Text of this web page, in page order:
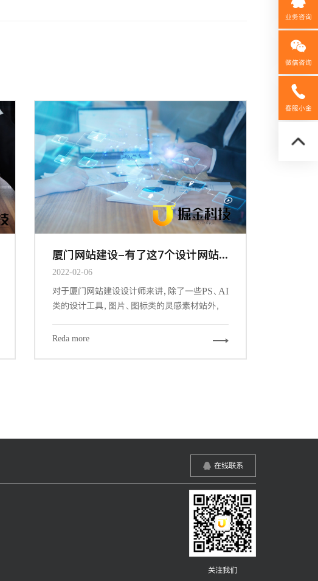
业务咨询
微信咨询
客服小金
厦门网站建设-有了这7个设计网站&工具，做设计更有谱了
2022-02-06
对于厦门网站建设设计师来讲，除了一些PS、AI
类的设计工具，图片、图标类的灵感素材站外，
速的，更游刃有余的完成我们的设计工作。下面
Reda more
在线联系
关注我们